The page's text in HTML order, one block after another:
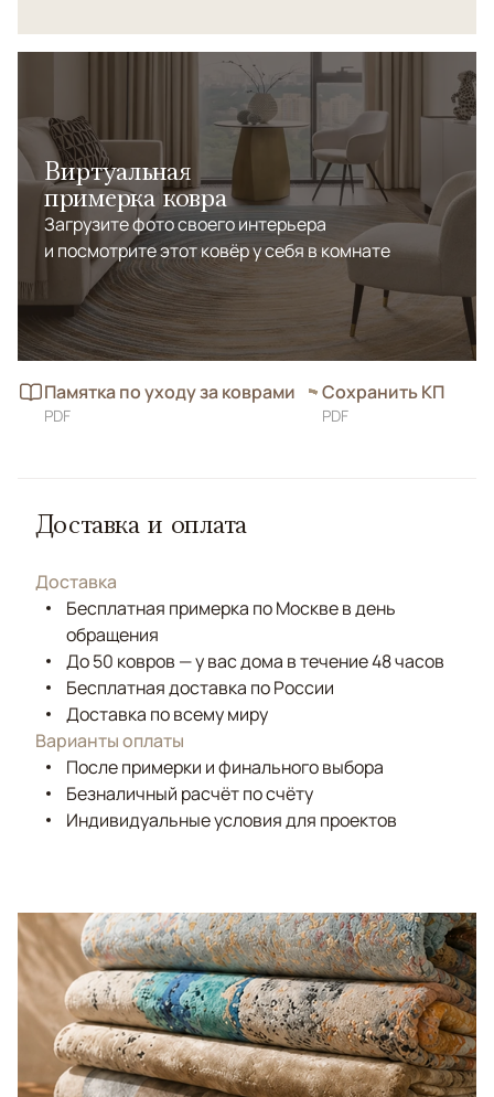
Виртуальная
примерка ковра
Загрузите фото своего интерьера
и посмотрите этот ковёр у себя в комнате
Памятка по уходу за коврами
PDF
Сохранить КП
PDF
Доставка и оплата
Доставка
Бесплатная примерка по Москве в день
обращения
До 50 ковров — у вас дома в течение 48 часов
Бесплатная доставка по России
Доставка по всему миру
Варианты оплаты
После примерки и финального выбора
Безналичный расчёт по счёту
Индивидуальные условия для проектов